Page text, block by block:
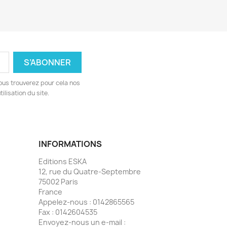
trouverez pour cela nos
du site.
INFORMATIONS
Editions ESKA
12, rue du Quatre-Septembre
75002 Paris
France
Appelez-nous : 0142865565
Fax : 0142604535
Envoyez-nous un e-mail :